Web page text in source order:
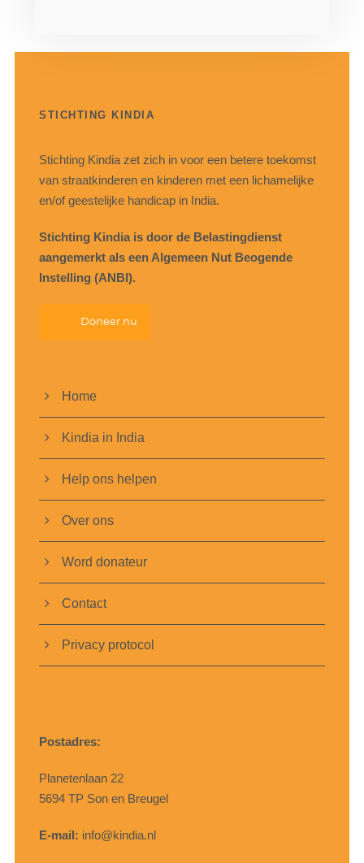
STICHTING KINDIA
Stichting Kindia zet zich in voor een betere toekomst
van straatkinderen en kinderen met een lichamelijke
en/of geestelijke handicap in India.
Stichting Kindia is door de Belastingdienst
aangemerkt als een Algemeen Nut Beogende
Instelling (ANBI).
Doneer nu
Home
Kindia in India
Help ons helpen
Over ons
Word donateur
Contact
Privacy protocol
Postadres:
Planetenlaan 22
5694 TP Son en Breugel
E-mail: info@kindia.nl